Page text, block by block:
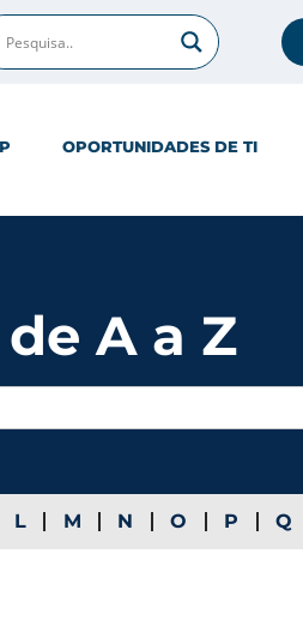
OPORTUNIDADES DE TI
A a Z
L M N O P Q